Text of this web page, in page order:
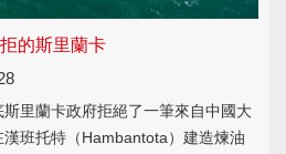
的斯里蘭卡
里蘭卡政府拒絕了一筆來自中國大
班托特（Hambantota）建造煉油